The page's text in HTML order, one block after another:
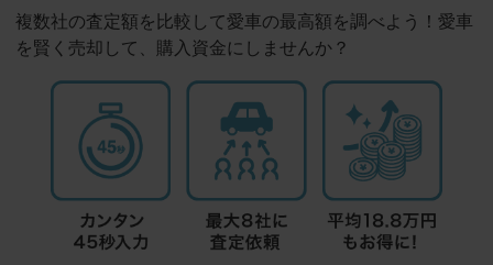
複数社の査定額を比較して愛車の最高額を調べよう！愛車
を賢く売却して、購入資金にしませんか？